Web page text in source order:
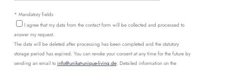
* Mandatory fields
I agree that my data from the contact form will be collected and processed to
answer my request.
The data will be deleted after processing has been completed and the statutory
storage period has expired. You can revoke your consent at any time for the future by
sending an email to info@unikat-unique-living.de. Detailed information on the